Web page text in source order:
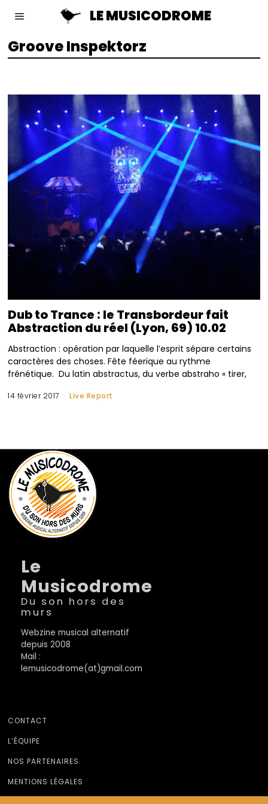
LE MUSICODROME
Groove Inspektorz
Dub to Trance : le Transbordeur fait
Abstraction du réel (Lyon, 69) 10.02
Abstraction : opération par laquelle l’esprit sépare certains
caractères des choses. Fête féerique au rythme
frénétique. Du latin abstractus, du verbe abstraho « tirer,
14 février 2017 Live Report
Le
Musicodrome
Du son hors des
murs
Webzine musical alternatif
depuis 2008
Mail :
lemusicodrome(at)gmail.com
CONTACT
L’ÉQUIPE
NOS PARTENAIRES
MENTIONS LÉGALES